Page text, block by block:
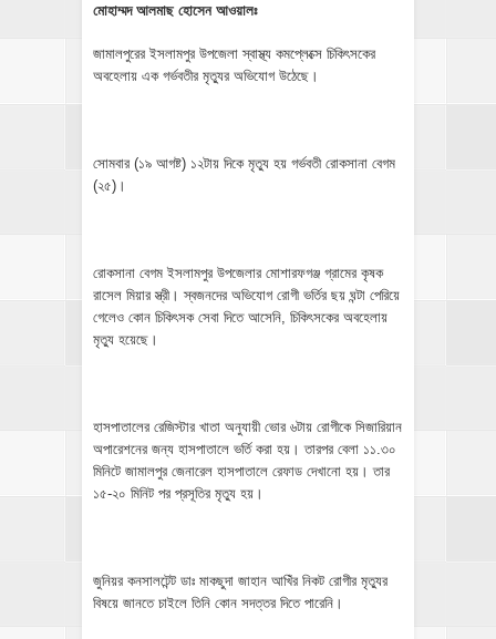
মোহাম্মদ আলমাছ হোসেন আওয়ালঃ
জামালপুরের ইসলামপুর উপজেলা স্বাস্থ্য কমপ্লেক্সে চিকিৎসকের
অবহেলায় এক গর্ভবতীর মৃত্যুর অভিযোগ উঠেছে।
সোমবার (১৯ আগষ্ট) ১২টায় দিকে মৃত্যু হয় গর্ভবতী রোকসানা বেগম
(২৫)।
রোকসানা বেগম ইসলামপুর উপজেলার মোশারফগঞ্জ গ্রামের কৃষক
রাসেল মিয়ার স্ত্রী। স্বজনদের অভিযোগ রোগী ভর্তির ছয় ঘন্টা পেরিয়ে
গেলেও কোন চিকিৎসক সেবা দিতে আসেনি, চিকিৎসকের অবহেলায়
মৃত্যু হয়েছে।
হাসপাতালের রেজিস্টার খাতা অনুযায়ী ভোর ৬টায় রোগীকে সিজারিয়ান
অপারেশনের জন্য হাসপাতালে ভর্তি করা হয়। তারপর বেলা ১১.৩০
মিনিটে জামালপুর জেনারেল হাসপাতালে রেফাড দেখানো হয়। তার
১৫-২০ মিনিট পর প্রসূতির মৃত্যু হয়।
জুনিয়র কনসালটেন্ট ডাঃ মাকছুদা জাহান আখিঁর নিকট রোগীর মৃত্যুর
বিষয়ে জানতে চাইলে তিনি কোন সদত্তর দিতে পারেনি।